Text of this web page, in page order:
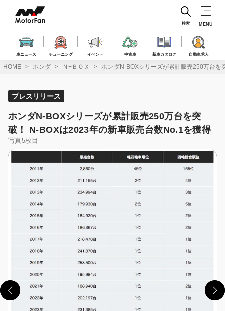
ス
車ニュース チューニング イベント 中古車 新車カタログ 自動車求人
検索 MENU
HOME ホンダ Ｎ−ＢＯＸ ホンダN-BOXシリーズが累計販売250万台
プレスリリース
ホンダN-BOXシリーズが累計販売250万台を突
破！ N-BOXは2023年の新車販売台数No.1を獲得
写真5枚目